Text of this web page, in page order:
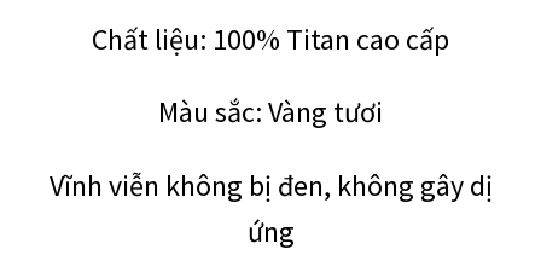
Chất liệu: 100% Titan cao cấp
Màu sắc: Vàng tươi
Vĩnh viễn không bị đen, không gây dị
ứng